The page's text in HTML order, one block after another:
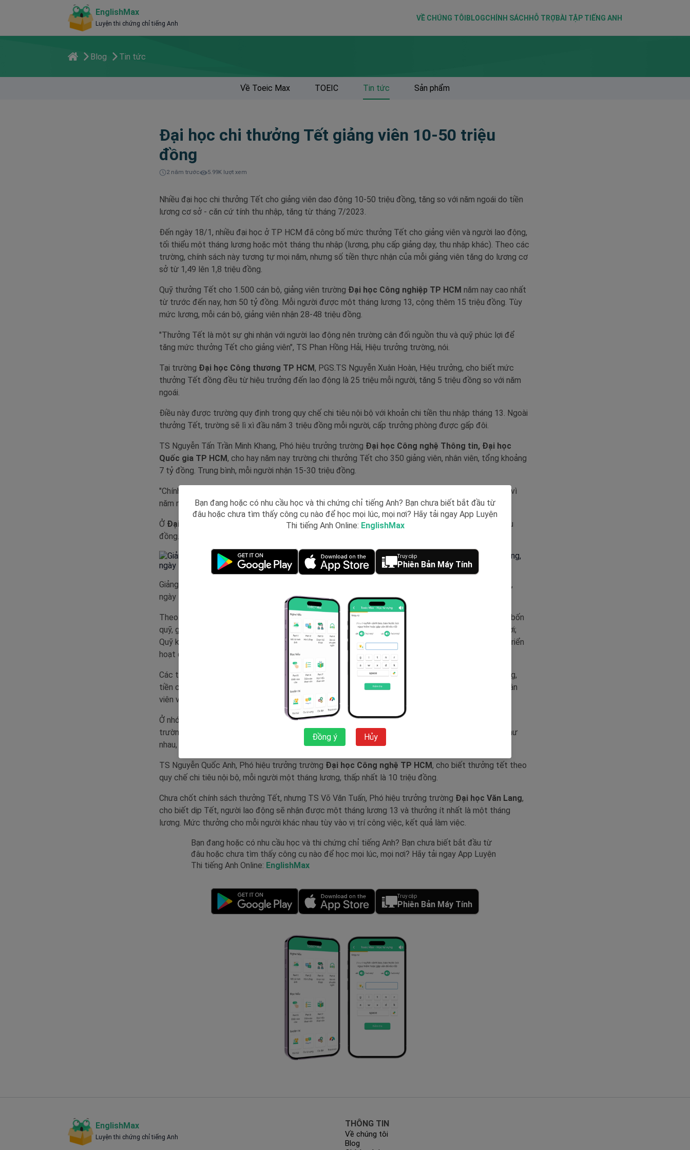
EnglishMax
Luyện thi chứng chỉ tiếng Anh
VỀ CHÚNG TÔI BLOGCHÍNH SÁCH HỖ TRỢBÀI TẬP TIẾNG ANH
Blog Tin tức
Về Toeic Max TOEIC Tin tức Sản phẩm
Đại học chi thưởng Tết giảng viên 10-50 triệu
đồng
2 năm trước 5.99K lượt xem
Nhiều đại học chi thưởng Tết cho giảng viên dao động 10-50 triệu đồng, tăng so với năm ngoái do tiền
lương cơ sở - căn cứ tính thu nhập, tăng từ tháng 7/2023.
Đến ngày 18/1, nhiều đại học ở TP HCM đã công bố mức thưởng Tết cho giảng viên và người lao động,
tối thiểu một tháng lương hoặc một tháng thu nhập (lương, phụ cấp giảng dạy, thu nhập khác). Theo các
trường, chính sách này tương tự mọi năm, nhưng số tiền thực nhận của mỗi giảng viên tăng do lương cơ
sở từ 1,49 lên 1,8 triệu đồng.
Quỹ thưởng Tết cho 1.500 cán bộ, giảng viên trường Đại học Công nghiệp TP HCM năm nay cao nhất
từ trước đến nay, hơn 50 tỷ đồng. Mỗi người được một tháng lương 13, cộng thêm 15 triệu đồng. Tùy
mức lương, mỗi cán bộ, giảng viên nhận 28-48 triệu đồng.
"Thưởng Tết là một sự ghi nhận với người lao động nên trường cân đối nguồn thu và quỹ phúc lợi để
tăng mức thưởng Tết cho giảng viên", TS Phan Hồng Hải, Hiệu trưởng trường, nói.
Tại trường Đại học Công thương TP HCM, PGS.TS Nguyễn Xuân Hoàn, Hiệu trưởng, cho biết mức
thưởng Tết đồng đều từ hiệu trưởng đến lao động là 25 triệu mỗi người, tăng 5 triệu đồng so với năm
ngoái.
Điều này được trường quy định trong quy chế chi tiêu nội bộ với khoản chi tiền thu nhập tháng 13. Ngoài
thưởng Tết, trường sẽ lì xì đầu năm 3 triệu đồng mỗi người, cấp trưởng phòng được gấp đôi.
TS Nguyễn Tấn Trần Minh Khang, Phó hiệu trưởng trường Đại học Công nghệ Thông tin, Đại học
Quốc gia TP HCM, cho hay năm nay trường chi thưởng Tết cho 350 giảng viên, nhân viên, tổng khoảng
7 tỷ đồng. Trung bình, mỗi người nhận 15-30 triệu đồng.
"Chính sách thưởng tương tự năm ngoái nhưng tổng quỹ chi thưởng Tết cho giảng viên tăng hai tỷ vì
năm nay số người tăng, lương hàng tháng của giảng viên tăng", TS Khang cho hay.
Ở Đại học Sư phạm Kỹ thuật TP HCM,mỗi cán bộ, giảng viên nhận một tháng thu nhập và 25 triệu
đồng. Dịp này trường chi gần 60 tỷ để thưởng cho hơn 1.000 người.
Giảng viên, nhân viên trường Đại học Công thương TP HCM chụp ảnh tại không gian Tết của trường,
ngày 16/1. Ảnh:
Theo Nghị định 60 năm 2021 của Chính phủ, kết quả tài chính trong năm được trường phân bổ vào bốn
quỹ, gồm Phát triển hoạt động sự nghiệp (tối thiểu 25%), Bổ sung thu nhập, Khen thưởng và phúc lợi;
Quỹ khác. Sau khi lập bốn quỹ, phần chênh lệch thu lớn hơn chi còn lại được bổ sung vào quỹ Phát triển
hoạt động sự nghiệp.
Các trường đã đảm bảo toàn bộ hoặc một phần chi thường xuyên được dành 1,5-3 tháng tiền lương,
tiền công trong năm cho quỹ Khen thưởng và phúc lợi. Do đó, các trường thường hỗ trợ cán bộ, nhân
viên và giảng viên một hoặc hai tháng thu nhập vào dịp Tết Nguyên đán, gọi là "thưởng Tết".
Ở nhóm tư thục, thưởng Tết sẽ theo thỏa thuận trong hợp đồng lao động và quy chế chi tiêu của
trường. Năm nay, trường
Đại học Nguyễn Tất Thành
duy trì mức thưởng cho cán bộ, giảng viên như
nhau, mỗi người sẽ nhận 1,5 thu nhập hàng tháng, tương tự năm ngoái.
TS Nguyễn Quốc Anh, Phó hiệu trưởng trường Đại học Công nghệ TP HCM, cho biết thưởng tết theo
quy chế chi tiêu nội bộ, mỗi người một tháng lương, thấp nhất là 10 triệu đồng.
Chưa chốt chính sách thưởng Tết, nhưng TS Võ Văn Tuấn, Phó hiệu trưởng trường Đại học Văn Lang,
cho biết dịp Tết, người lao động sẽ nhận được một tháng lương 13 và thưởng ít nhất là một tháng
lương. Mức thưởng cho mỗi người khác nhau tùy vào vị trí công việc, kết quả làm việc.
Bạn đang hoặc có nhu cầu học và thi chứng chỉ tiếng Anh? Bạn chưa biết bắt đầu từ
đâu hoặc chưa tìm thấy công cụ nào để học mọi lúc, mọi nơi? Hãy tải ngay App Luyện
Thi tiếng Anh Online: EnglishMax
Truy cập
Phiên Bản Máy Tính
EnglishMax
Luyện thi chứng chỉ tiếng Anh
THÔNG TIN
Về chúng tôi
Blog
Bạn đang hoặc có nhu cầu học và thi chứng chỉ tiếng Anh? Bạn chưa biết bắt đầu từ
đâu hoặc chưa tìm thấy công cụ nào để học mọi lúc, mọi nơi? Hãy tải ngay App Luyện
Thi tiếng Anh Online: EnglishMax
Truy cập
Phiên Bản Máy Tính
Đồng ý Hủy